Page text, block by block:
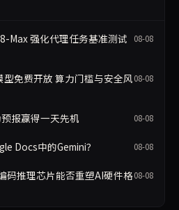
Max 强化代理任务基准测试
08-08
型免费开放 算力门槛与安全风08-08
报赢得一天先机 08-08
Docs中的Gemini？ 08-08
码推理芯片能否重塑AI硬件格08-08